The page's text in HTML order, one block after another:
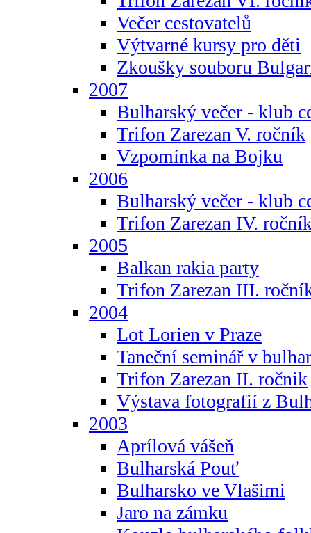
Večer cestovatelů
Výtvarné kursy pro děti
Zkoušky souboru
2007
Bulharský večer - klub
Trifon Zarezan V. ročník
Vzpomínka na Bojku
2006
Bulharský večer - klub
Trifon Zarezan IV.
2005
Balkan rakia party
Trifon Zarezan III.
2004
Lot Lorien v Praze
Taneční seminář v
Trifon Zarezan II. ročnik
Výstava fotografií z
2003
Aprílová vášeň
Bulharská Pouť
Bulharsko ve Vlašimi
Jaro na zámku